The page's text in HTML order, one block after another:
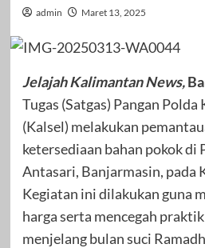
admin Maret 13, 2025
Jelajah Kalimantan News,
Tugas (Satgas) Pangan
(Kalsel) melakukan
ketersediaan bahan pokok di
Antasari, Banjarmasin, pada
Kegiatan ini dilakukan guna
harga serta mencegah
menjelang bulan suci